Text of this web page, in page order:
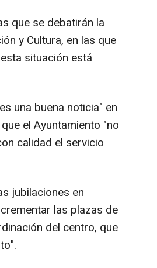
que se debatirán la
y Cultura, en las que
situación está
una buena noticia" en
el Ayuntamiento "no
calidad el servicio
jubilaciones en
las plazas de
del centro, que